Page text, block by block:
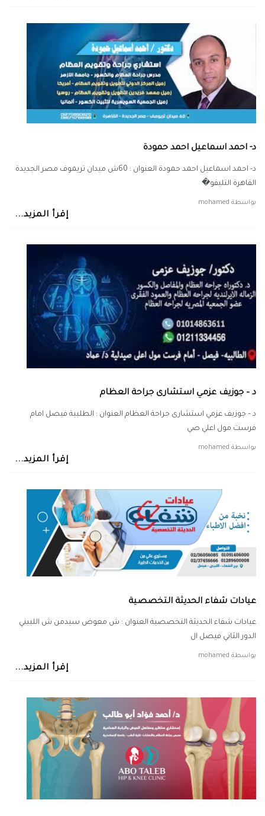
د- احمد اسماعيل احمد حمودة
د- احمد اسماعيل احمد حمودة العنوان : 60ش ميدان تريموف مصر الجديدة
القاهرة التليفو�
بواسطة mohamed
إقرأ المزيد...
د – جوزيف عزمي استشارى جراحة العظام
د – جوزيف عزمي استشارى جراحة العظام العنوان : الطلبية فيصل امام
فرست مول اعلي صي
بواسطة mohamed
إقرأ المزيد...
عيادات شفاء الحديثة التخصصية
عيادات شفاء الحديثة التخصصية العنوان : ش معوض سيدمن ش اللبيني
الدور الثاني فيصل ال
بواسطة mohamed
إقرأ المزيد...